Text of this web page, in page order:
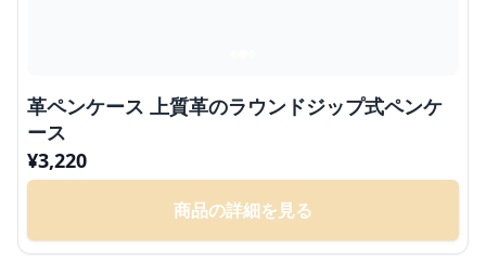
革ペンケース 上質革のラウンドジップ式ペンケ
ース
¥3,220
商品の詳細を見る